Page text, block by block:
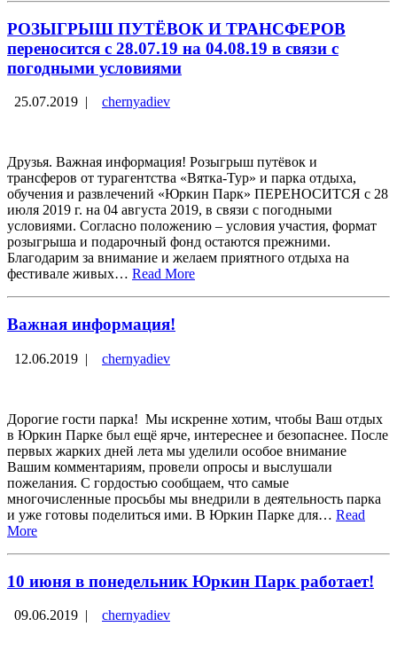
РОЗЫГРЫШ ПУТЁВОК И ТРАНСФЕРОВ
переносится с 28.07.19 на 04.08.19 в связи с
погодными условиями
25.07.2019 | chernyadiev
Друзья. Важная информация! Розыгрыш путёвок и
трансферов от турагентства «Вятка-Тур» и парка отдыха,
обучения и развлечений «Юркин Парк» ПЕРЕНОСИТСЯ с 28
июля 2019 г. на 04 августа 2019, в связи с погодными
условиями. Согласно положению – условия участия, формат
розыгрыша и подарочный фонд остаются прежними.
Благодарим за внимание и желаем приятного отдыха на
фестивале живых… Read More
Важная информация!
12.06.2019 | chernyadiev
Дорогие гости парка! Мы искренне хотим, чтобы Ваш отдых
в Юркин Парке был ещё ярче, интереснее и безопаснее. После
первых жарких дней лета мы уделили особое внимание
Вашим комментариям, провели опросы и выслушали
пожелания. С гордостью сообщаем, что самые
многочисленные просьбы мы внедрили в деятельность парка
и уже готовы поделиться ими. В Юркин Парке для… Read
More
10 июня в понедельник Юркин Парк работает!
09.06.2019 | chernyadiev